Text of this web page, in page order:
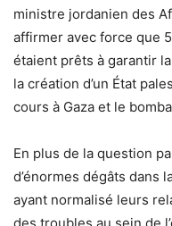
ministre jordanien des
affirmer avec force que
étaient prêts à garantir
la création d’un État
cours à Gaza et le
En plus de la question
d’énormes dégâts dans
ayant normalisé leurs
des troubles au sein de